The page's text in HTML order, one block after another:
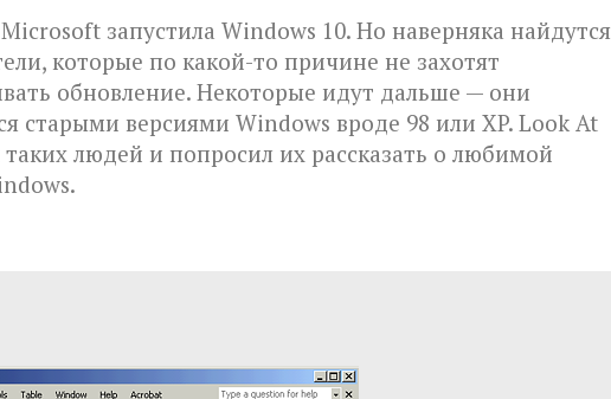
запустила Windows 10. Но наверняка найдутся
которые по какой-то причине не захотят
обновление. Некоторые идут дальше — они
старыми версиями Windows вроде 98 или XP. Look At
людей и попросил их рассказать о любимой